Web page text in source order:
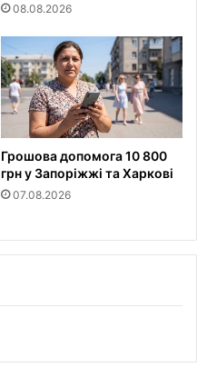
08.08.2026
Грошова допомога 10 800
грн у Запоріжжі та Харкові
07.08.2026